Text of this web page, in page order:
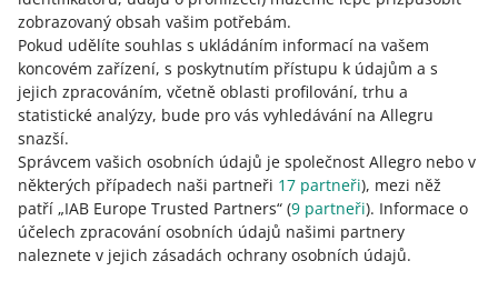
zobrazovaný obsah vašim potřebám.
Pokud udělíte souhlas s ukládáním informací na vašem
koncovém zařízení, s poskytnutím přístupu k údajům a s
jejich zpracováním, včetně oblasti profilování, trhu a
statistické analýzy, bude pro vás vyhledávání na Allegru
snazší.
Správcem vašich osobních údajů je společnost Allegro nebo v
některých případech naši partneři 17 partneři), mezi něž
patří „IAB Europe Trusted Partners“ (9 partneři). Informace o
účelech zpracování osobních údajů našimi partnery
naleznete v jejich zásadách ochrany osobních údajů.
uskuteční a zaplatí objednávku do 20:00 hodin v
pracovní den, odešleme ji ve stejný den. Někteří vaši
zákazníci tak mohou své objednávky obdržet do 24
hodin. V pondělí odesíláme objednávky uskutečněné a
zaplacené do 13:00 hodin o víkendech.
Vašim kupujícím poskytujeme komplexní zákaznický
servis. Na jejich otázky ohledně plnění objednávky
odpovídáme 7 dní v týdnu.
Poskytujeme nástroje, které vám pomohou mít přehled
o aktuálním stavu vašich zásob. Díky tomu můžete
sledovat, kolik produktů ještě máte skladem.